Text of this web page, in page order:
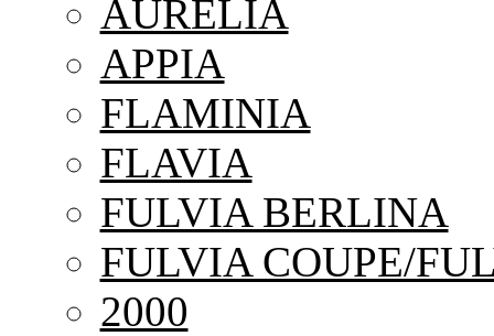
AURELIA
APPIA
FLAMINIA
FLAVIA
FULVIA BERLINA
FULVIA COUPE/
2000